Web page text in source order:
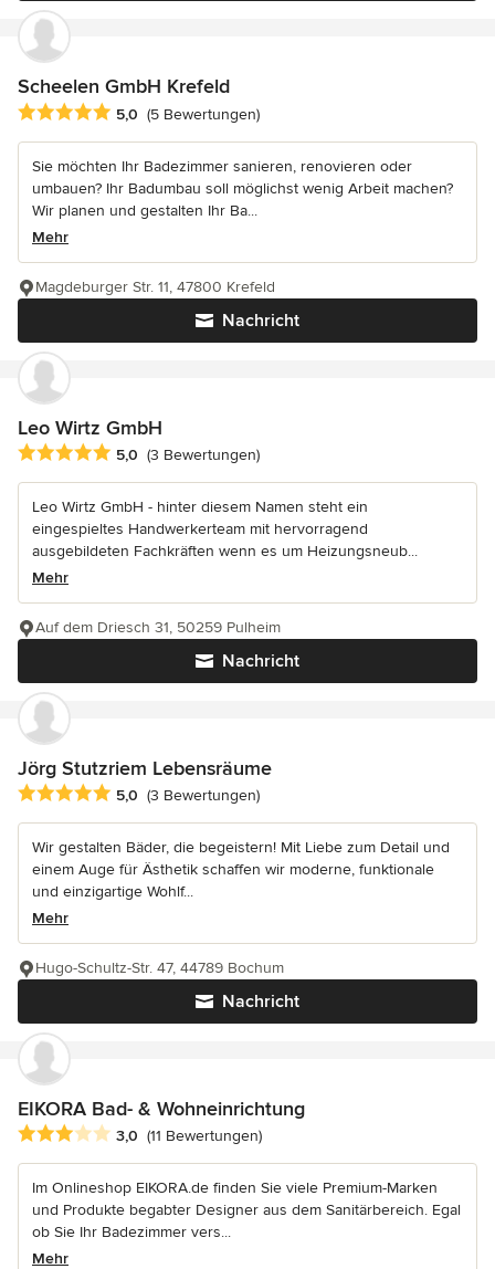
Scheelen GmbH Krefeld
Durchschnittliche Bewertung: 5 von 5 Sternen
5,0 (5 Bewertungen)
Sie möchten Ihr Badezimmer sanieren, renovieren oder
umbauen? Ihr Badumbau soll möglichst wenig Arbeit machen?
Wir planen und gestalten Ihr Ba...
Mehr
Nachricht
Magdeburger Str. 11, 47800 Krefeld
Leo Wirtz GmbH
Durchschnittliche Bewertung: 5 von 5 Sternen
5,0 (3 Bewertungen)
Leo Wirtz GmbH - hinter diesem Namen steht ein
eingespieltes Handwerkerteam mit hervorragend
ausgebildeten Fachkräften wenn es um Heizungsneub...
Mehr
Nachricht
Auf dem Driesch 31, 50259 Pulheim
Jörg Stutzriem Lebensräume
Durchschnittliche Bewertung: 5 von 5 Sternen
5,0 (3 Bewertungen)
Wir gestalten Bäder, die begeistern! Mit Liebe zum Detail und
einem Auge für Ästhetik schaffen wir moderne, funktionale
und einzigartige Wohlf...
Mehr
Nachricht
Hugo-Schultz-Str. 47, 44789 Bochum
EIKORA Bad- & Wohneinrichtung
Durchschnittliche Bewertung: 3 von 5 Sternen
3,0 (11 Bewertungen)
Im Onlineshop EIKORA.de finden Sie viele Premium-Marken
und Produkte begabter Designer aus dem Sanitärbereich. Egal
ob Sie Ihr Badezimmer vers...
Mehr